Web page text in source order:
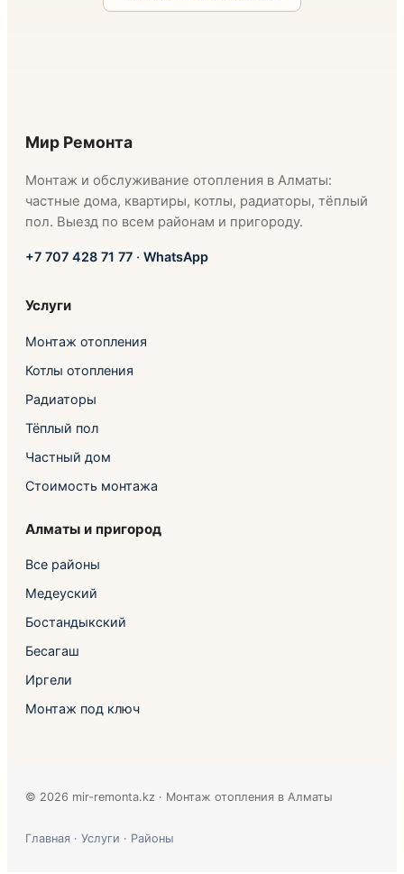
Мир Ремонта
Монтаж и обслуживание отопления в Алматы:
частные дома, квартиры, котлы, радиаторы, тёплый
пол. Выезд по всем районам и пригороду.
+7 707 428 71 77 · WhatsApp
Услуги
Монтаж отопления
Котлы отопления
Радиаторы
Тёплый пол
Частный дом
Стоимость монтажа
Алматы и пригород
Все районы
Медеуский
Бостандыкский
Бесагаш
Иргели
Монтаж под ключ
© 2026 mir-remonta.kz · Монтаж отопления в Алматы
Главная · Услуги · Районы